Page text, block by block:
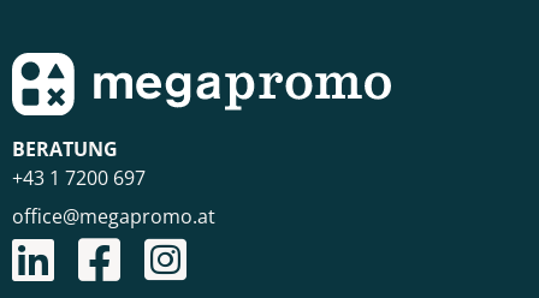
BERATUNG
+43 1 7200 697
office@megapromo.at